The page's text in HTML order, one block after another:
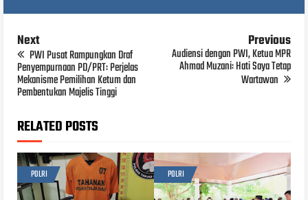
Next
PWI Pusat Rampungkan Draf
Penyempurnaan PD/PRT: Perjelas
Mekanisme Pemilihan Ketum dan
Pembentukan Majelis Tinggi
Previous
Audiensi dengan PWI, Ketua MPR
Ahmad Muzani: Hati Saya Tetap
Wartawan
RELATED POSTS
POLRI POLRI